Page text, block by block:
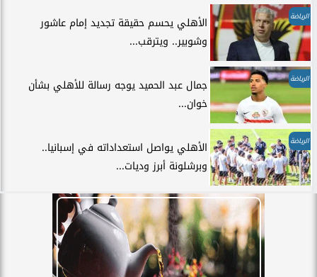
الرياضة
الأهلي يحسم حقيقة تجديد إمام عاشور
وشوبير.. ويترقب...
الرياضة
جمال عبد الحميد يوجه رسالة للأهلي بشأن
خوان...
الرياضة
الأهلي يواصل استعداداته في إسبانيا..
وبرشلونة أبرز وديات...